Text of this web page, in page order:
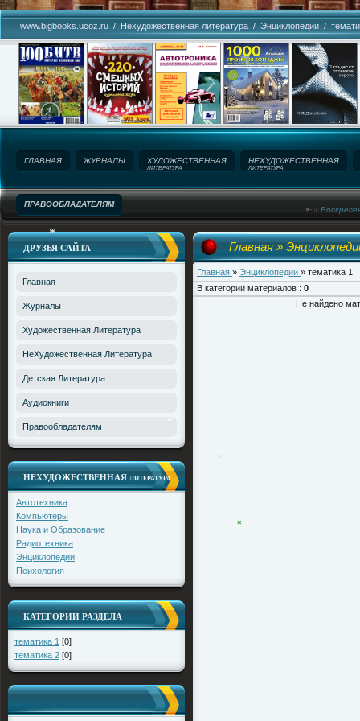
*
*
* *
www.bigbooks.ucoz.ru / Нехудожественная литература / Энциклопедии /
ГЛАВНАЯ ЖУРНАЛЫ ХУДОЖЕСТВЕННАЯ
ЛИТЕРАТУРА
НЕХУДОЖЕСТВЕННАЯ
ЛИТЕРАТУРА
ПРАВООБЛАДАТЕЛЯМ
Название сайта!
Главная »
Главная » Энциклопедии » тематика 1
В категории материалов : 0
Не найдено
ДРУЗЬЯ САЙТА
Главная
Журналы
Художественная Литература
НеХудожественная Литература
Детская Литература
Аудиокниги
Правообладателям
НЕХУДОЖЕСТВЕННАЯ ЛИТЕРАТУРА
Автотехника
Компьютеры
Наука и Образование
Радиотехника
Энциклопедии
Психология
КАТЕГОРИИ РАЗДЕЛА
тематика 1 [0]
тематика 2 [0]